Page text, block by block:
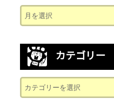
カテゴリー